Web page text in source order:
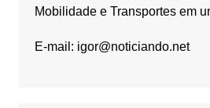
Mobilidade e Transportes em
E-mail: igor@noticiando.net